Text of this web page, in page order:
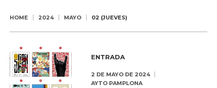
HOME 2024 MAYO 02 (JUEVES)
ENTRADA
2 DE MAYO DE 2024
AYTO PAMPLONA